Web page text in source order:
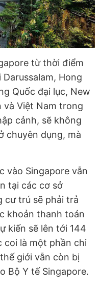
từ thời điểm
Hong
Quốc đại lục, New
và Việt Nam trong
cảnh, sẽ không
chuyên dụng, mà
vào Singapore vẫn
tại các cơ sở
cư trú sẽ phải trả
khoản thanh toán
kiến sẽ lên tới 144
coi là một phần chi
giới vẫn còn bị
Bộ Y tế Singapore.